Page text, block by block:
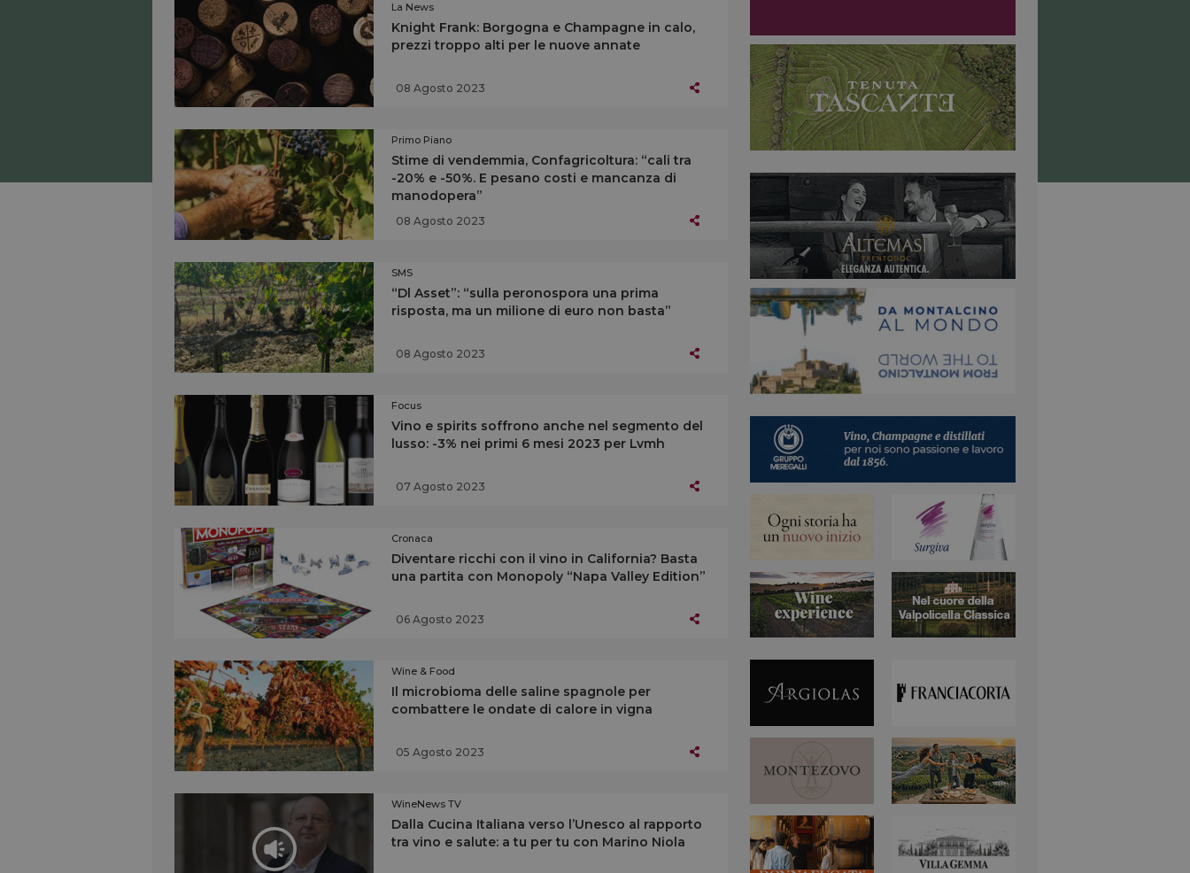
La News
Knight Frank: Borgogna e Champagne in calo,
prezzi troppo alti per le nuove annate
08 Agosto 2023
Primo Piano
Stime di vendemmia, Confagricoltura: “cali tra
-20% e -50%. E pesano costi e mancanza di
manodopera”
08 Agosto 2023
SMS
“Dl Asset”: “sulla peronospora una prima
risposta, ma un milione di euro non basta”
08 Agosto 2023
Focus
Vino e spirits soffrono anche nel segmento del
lusso: -3% nei primi 6 mesi 2023 per Lvmh
07 Agosto 2023
Cronaca
Diventare ricchi con il vino in California? Basta
una partita con Monopoly “Napa Valley Edition”
06 Agosto 2023
Wine & Food
Il microbioma delle saline spagnole per
combattere le ondate di calore in vigna
05 Agosto 2023
WineNews TV
Dalla Cucina Italiana verso l’Unesco al rapporto
tra vino e salute: a tu per tu con Marino Niola